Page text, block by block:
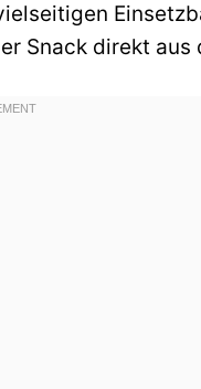
Snack direkt aus